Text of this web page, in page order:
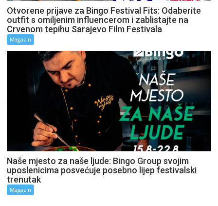
Otvorene prijave za Bingo Festival Fits: Odaberite
outfit s omiljenim influencerom i zablistajte na
Crvenom tepihu Sarajevo Film Festivala
Magazin
Naše mjesto za naše ljude: Bingo Group svojim
uposlenicima posvećuje posebno lijep festivalski
trenutak
Magazin